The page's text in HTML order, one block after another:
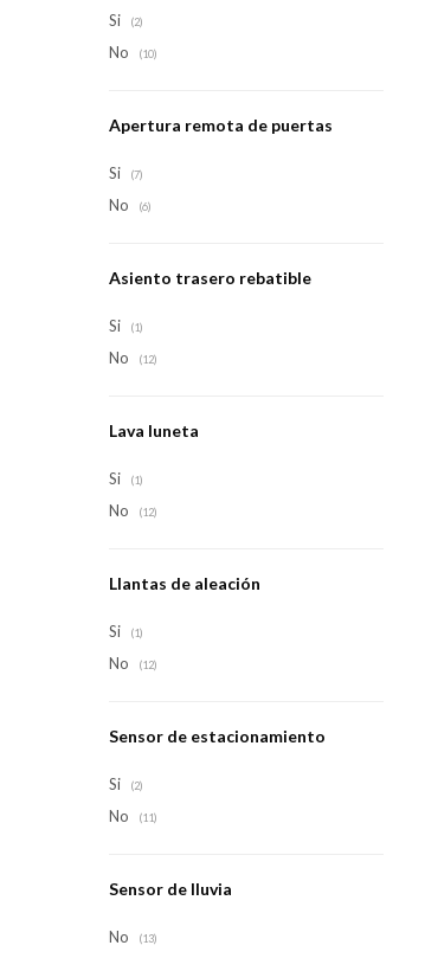
Si (2)
No (10)
Apertura remota de puertas
Si (7)
No (6)
Asiento trasero rebatible
Si (1)
No (12)
Lava luneta
Si (1)
No (12)
Llantas de aleación
Si (1)
No (12)
Sensor de estacionamiento
Si (2)
No (11)
Sensor de lluvia
No (13)